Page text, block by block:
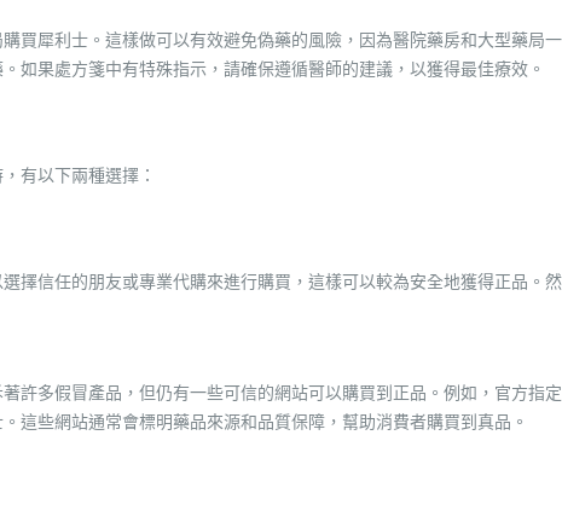
買犀利士。這樣做可以有效避免偽藥的風險，因為醫院藥房和大型藥局
如果處方箋中有特殊指示，請確保遵循醫師的建議，以獲得最佳療效。
有以下兩種選擇：
選擇信任的朋友或專業代購來進行購買，這樣可以較為安全地獲得正品。
許多假冒產品，但仍有一些可信的網站可以購買到正品。例如，官方指
這些網站通常會標明藥品來源和品質保障，幫助消費者購買到真品。